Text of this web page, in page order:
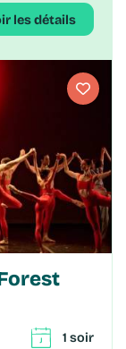
les détails
1 soir